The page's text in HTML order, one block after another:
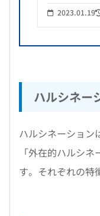
2023.01.19
ハルシネー
ハルシネーション
「外在的ハルシ
す。それぞれの特